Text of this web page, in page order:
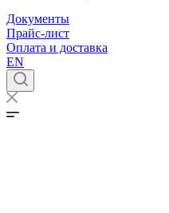
Документы
Прайс-лист
Оплата и доставка
EN